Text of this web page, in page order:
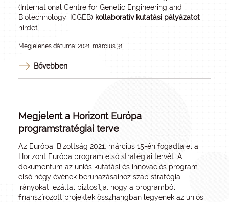
(International Centre for Genetic Engineering and
Biotechnology, ICGEB) kollaboratív kutatási pályázatot
hirdet.
Megjelenés dátuma: 2021. március 31.
Bővebben
Megjelent a Horizont Európa
programstratégiai terve
Az Európai Bizottság 2021. március 15-én fogadta el a
Horizont Európa program első stratégiai tervét. A
dokumentum az uniós kutatási és innovációs program
első négy évének beruházásaihoz szab stratégiai
irányokat, ezáltal biztosítja, hogy a programból
finanszírozott projektek összhangban legyenek az uniós